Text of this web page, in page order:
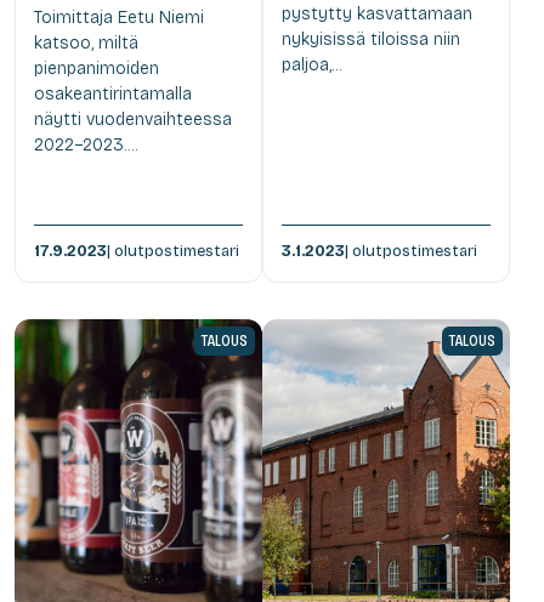
Toimittaja Eetu Niemi
katsoo, miltä
pienpanimoiden
osakeantirintamalla
näytti vuodenvaihteessa
2022–2023....
17.9.2023| olutpostimestari
pystytty kasvattamaan
nykyisissä tiloissa niin
paljoa,...
3.1.2023| olutpostimestari
TALOUS TALOUS